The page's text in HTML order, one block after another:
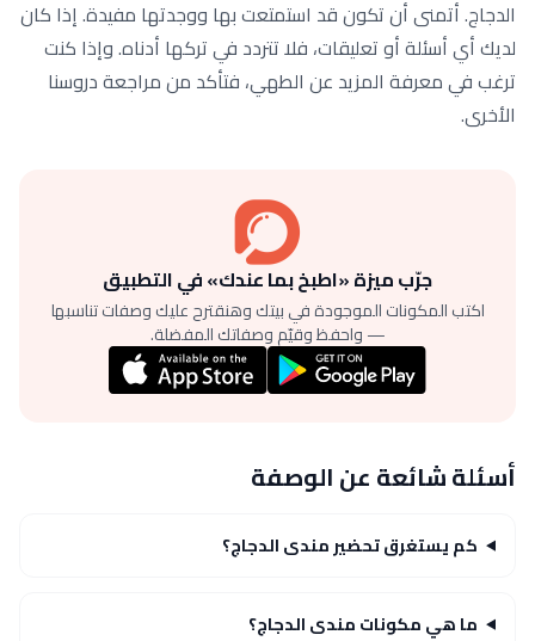
الدجاج. أتمنى أن تكون قد استمتعت بها ووجدتها مفيدة. إذا كان
لديك أي أسئلة أو تعليقات، فلا تتردد في تركها أدناه. وإذا كنت
ترغب في معرفة المزيد عن الطهي، فتأكد من مراجعة دروسنا
الأخرى.
جرّب ميزة «اطبخ بما عندك» في التطبيق
اكتب المكونات الموجودة في بيتك وهنقترح عليك وصفات تناسبها
— واحفظ وقيّم وصفاتك المفضلة.
أسئلة شائعة عن الوصفة
كم يستغرق تحضير مندى الدجاج؟
ما هي مكونات مندى الدجاج؟